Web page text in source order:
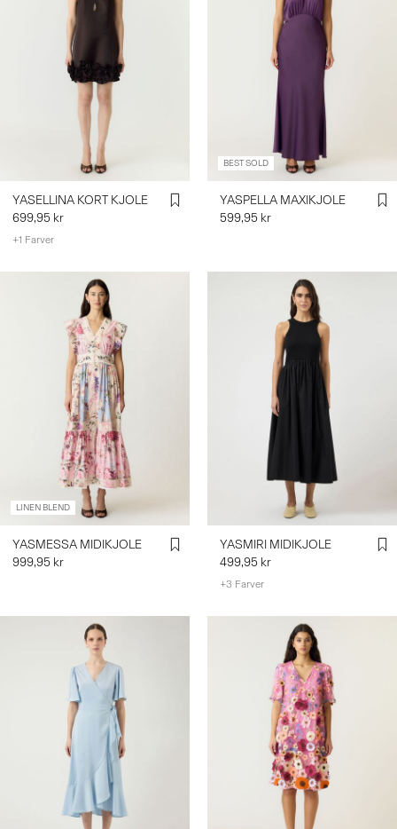
YASELLINA KORT KJOLE
699,95 kr
+1 Farver
BEST SOLD
YASPELLA MAXIKJOLE
599,95 kr
LINEN BLEND
YASMESSA MIDIKJOLE
999,95 kr
YASMIRI MIDIKJOLE
499,95 kr
+3 Farver